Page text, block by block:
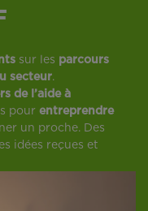
sur les parcours
secteur.
de l’aide à
pour entreprendre
un proche. Des
idées reçues et